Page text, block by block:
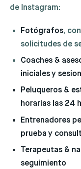
de Instagram:
Fotógrafos,
solicitudes de
Coaches &
iniciales y
Peluqueros &
horarias las 24
Entrenadores
prueba y
Terapeutas &
seguimiento